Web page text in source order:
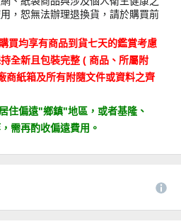
，恕無法辦理退換貨，請於購買前
買均享有商品到貨七天的鑑賞考慮
全新且包裝完整 ( 商品、所屬附
商紙箱及所有附隨文件或資料之齊
住偏遠"鄉鎮"地區，或者基隆、
需再酌收偏遠費用。